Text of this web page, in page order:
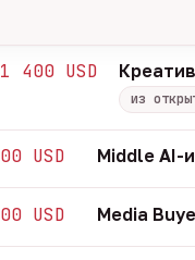
400 USD
из
USD Middle AI-
USD Media